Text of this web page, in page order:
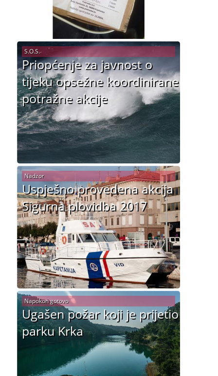
Priopćenje za javnost o
tijeku opsežne koordinirane
potražne akcije
S.O.S.
Uspješno provedena akcija
Sigurna plovidba 2017
Nadzor
Ugašen požar koji je prijetio
parku Krka
Napokon gotovo